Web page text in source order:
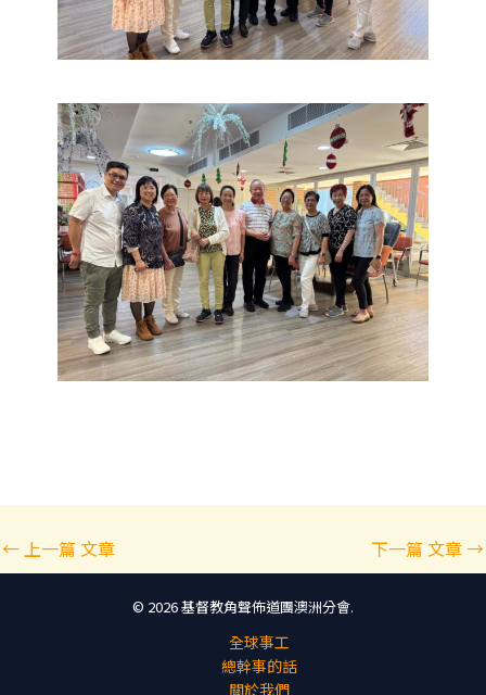
Post
navigation
←上一篇 文章 下一篇 文章→
© 2026 基督教角聲佈道團澳洲分會.
全球事工
總幹事的話
關於我們